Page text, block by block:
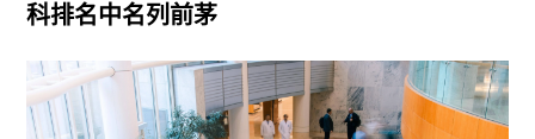
科排名中名列前茅